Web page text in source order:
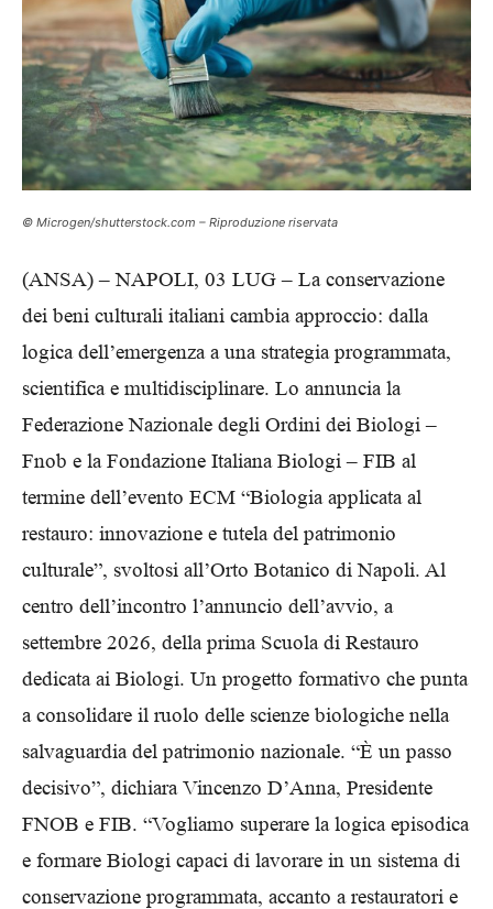
© Microgen/shutterstock.com – Riproduzione riservata
(ANSA) – NAPOLI, 03 LUG – La conservazione
dei beni culturali italiani cambia approccio: dalla
logica dell’emergenza a una strategia programmata,
scientifica e multidisciplinare. Lo annuncia la
Federazione Nazionale degli Ordini dei Biologi –
Fnob e la Fondazione Italiana Biologi – FIB al
termine dell’evento ECM “Biologia applicata al
restauro: innovazione e tutela del patrimonio
culturale”, svoltosi all’Orto Botanico di Napoli. Al
centro dell’incontro l’annuncio dell’avvio, a
settembre 2026, della prima Scuola di Restauro
dedicata ai Biologi. Un progetto formativo che punta
a consolidare il ruolo delle scienze biologiche nella
salvaguardia del patrimonio nazionale. “È un passo
decisivo”, dichiara Vincenzo D’Anna, Presidente
FNOB e FIB. “Vogliamo superare la logica episodica
e formare Biologi capaci di lavorare in un sistema di
conservazione programmata, accanto a restauratori e